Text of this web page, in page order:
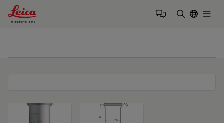
Leica Microsystems Logo